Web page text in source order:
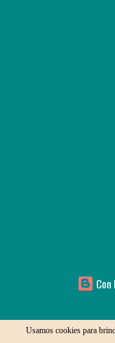
Usamos cookies para